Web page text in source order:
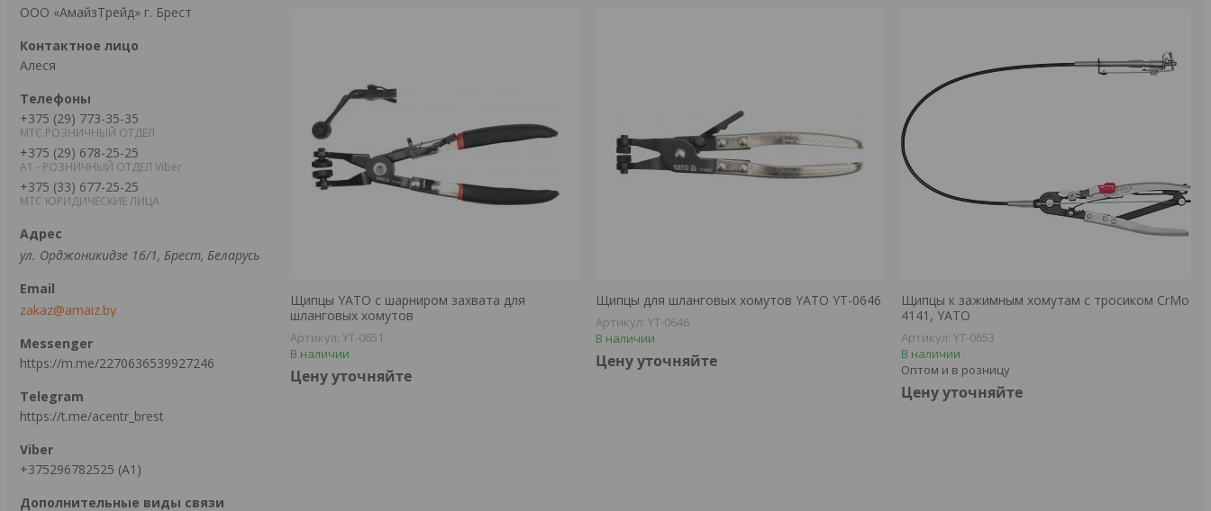
ООО «АмайзТрейд» г. Брест
Алеся
+375 (29) 773-35-35
МТС РОЗНИЧНЫЙ ОТДЕЛ
+375 (29) 678-25-25
А1 - РОЗНИЧНЫЙ ОТДЕЛ Viber
+375 (33) 677-25-25
МТС ЮРИДИЧЕСКИЕ ЛИЦА
ул. Орджоникидзе 16/1, Брест, Беларусь
zakaz@amaiz.by
https://m.me/2270636539927246
https://t.me/acentr_brest
+375296782525 (А1)
Щипцы YATO с шарниром захвата для
шланговых хомутов
YT-0651
В наличии
Цену уточняйте
Щипцы для шланговых хомутов YATO YT-0646
YT-0646
В наличии
Цену уточняйте
Щипцы к зажимным хомутам с тросиком CrMo
4141, YATO
YT-0653
В наличии
Оптом и в розницу
Цену уточняйте